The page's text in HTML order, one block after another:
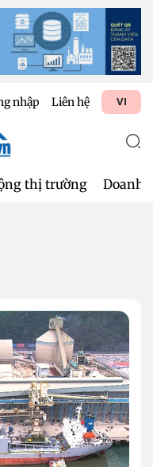
nhập Liên hệ VI
thị trường Doanh